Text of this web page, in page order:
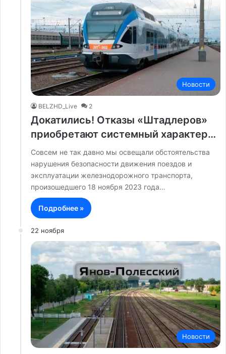
Новости
BELZHD_Live 2
Докатились! Отказы «Штадлеров»
приобретают системный характер…
Совсем не так давно мы освещали обстоятельства
нарушения безопасности движения поездов и
эксплуатации железнодорожного транспорта,
произошедшего 18 ноября 2023 года…
Подробнее »
22 ноября
Новости